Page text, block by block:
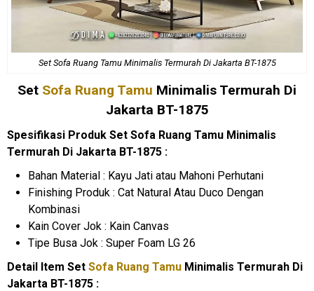
Set Sofa Ruang Tamu Minimalis Termurah Di Jakarta BT-1875
Set Sofa Ruang Tamu Minimalis Termurah Di
Jakarta BT-1875
Spesifikasi Produk Set Sofa Ruang Tamu Minimalis
Termurah Di Jakarta BT-1875 :
Bahan Material : Kayu Jati atau Mahoni Perhutani
Finishing Produk : Cat Natural Atau Duco Dengan
Kombinasi
Kain Cover Jok : Kain Canvas
Tipe Busa Jok : Super Foam LG 26
Detail Item Set Sofa Ruang Tamu Minimalis Termurah Di
Jakarta BT-1875 :